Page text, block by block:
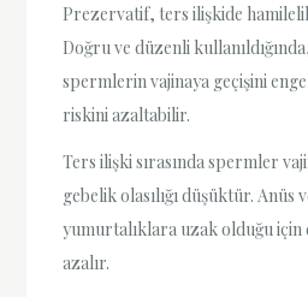
Prezervatif, ters ilişkide
Doğru ve düzenli
spermlerin vajinaya geçişini
riskini azaltabilir.
Ters ilişki sırasında spermler
gebelik olasılığı düşüktür.
yumurtalıklara uzak olduğu için
azalır.